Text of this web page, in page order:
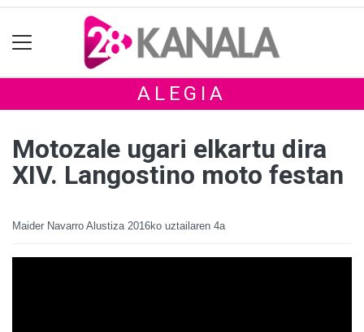
ALEGIA
Motozale ugari elkartu dira
XIV. Langostino moto festan
Maider Navarro Alustiza 2016ko uztailaren 4a